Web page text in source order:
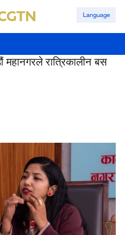
Language
रात्रिकालीन बस